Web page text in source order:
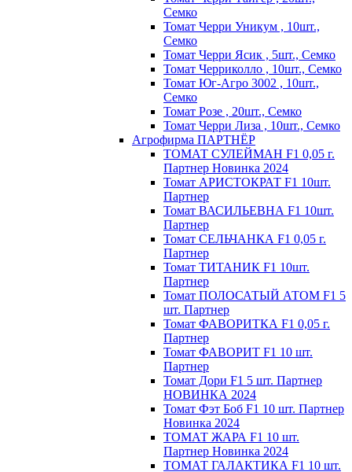
Семко
Томат Черри Уникум , 10шт.,
Семко
Томат Черри Ясик , 5шт., Семко
Томат Черриколло , 10шт., Семко
Томат Юг-Агро 3002 , 10шт.,
Семко
Томат Розе , 20шт., Семко
Томат Черри Лиза , 10шт., Семко
Агрофирма ПАРТНЁР
ТОМАТ СУЛЕЙМАН F1 0,05 г.
Партнер Новинка 2024
Томат АРИСТОКРАТ F1 10шт.
Партнер
Томат ВАСИЛЬЕВНА F1 10шт.
Партнер
Томат СЕЛЬЧАНКА F1 0,05 г.
Партнер
Томат ТИТАНИК F1 10шт.
Партнер
Томат ПОЛОСАТЫЙ АТОМ F1 5
шт. Партнер
Томат ФАВОРИТКА F1 0,05 г.
Партнер
Томат ФАВОРИТ F1 10 шт.
Партнер
Томат Дори F1 5 шт. Партнер
НОВИНКА 2024
Томат Фэт Боб F1 10 шт. Партнер
Новинка 2024
ТОМАТ ЖАРА F1 10 шт.
Партнер Новинка 2024
ТОМАТ ГАЛАКТИКА F1 10 шт.